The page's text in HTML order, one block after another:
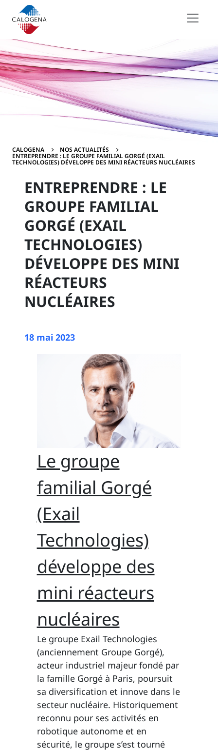
Contenu
Menu
Pied de page
CALOGENA NOS ACTUALITÉS
ENTREPRENDRE : LE GROUPE FAMILIAL GORGÉ (EXAIL
TECHNOLOGIES) DÉVELOPPE DES MINI RÉACTEURS NUCLÉAIRES
ENTREPRENDRE : LE
GROUPE FAMILIAL
GORGÉ (EXAIL
TECHNOLOGIES)
DÉVELOPPE DES MINI
RÉACTEURS
NUCLÉAIRES
18 mai 2023
Le groupe
familial Gorgé
(Exail
Technologies)
développe des
mini réacteurs
nucléaires
Le groupe Exail Technologies
(anciennement Groupe Gorgé),
acteur industriel majeur fondé par
la famille Gorgé à Paris, poursuit
sa diversification et innove dans le
secteur nucléaire. Historiquement
reconnu pour ses activités en
robotique autonome et en
sécurité, le groupe s’est tourné